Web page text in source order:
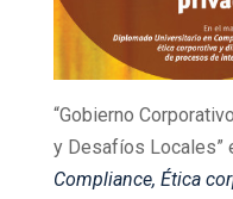
“Gobierno
y Desafíos Locales”
Compliance, Ética